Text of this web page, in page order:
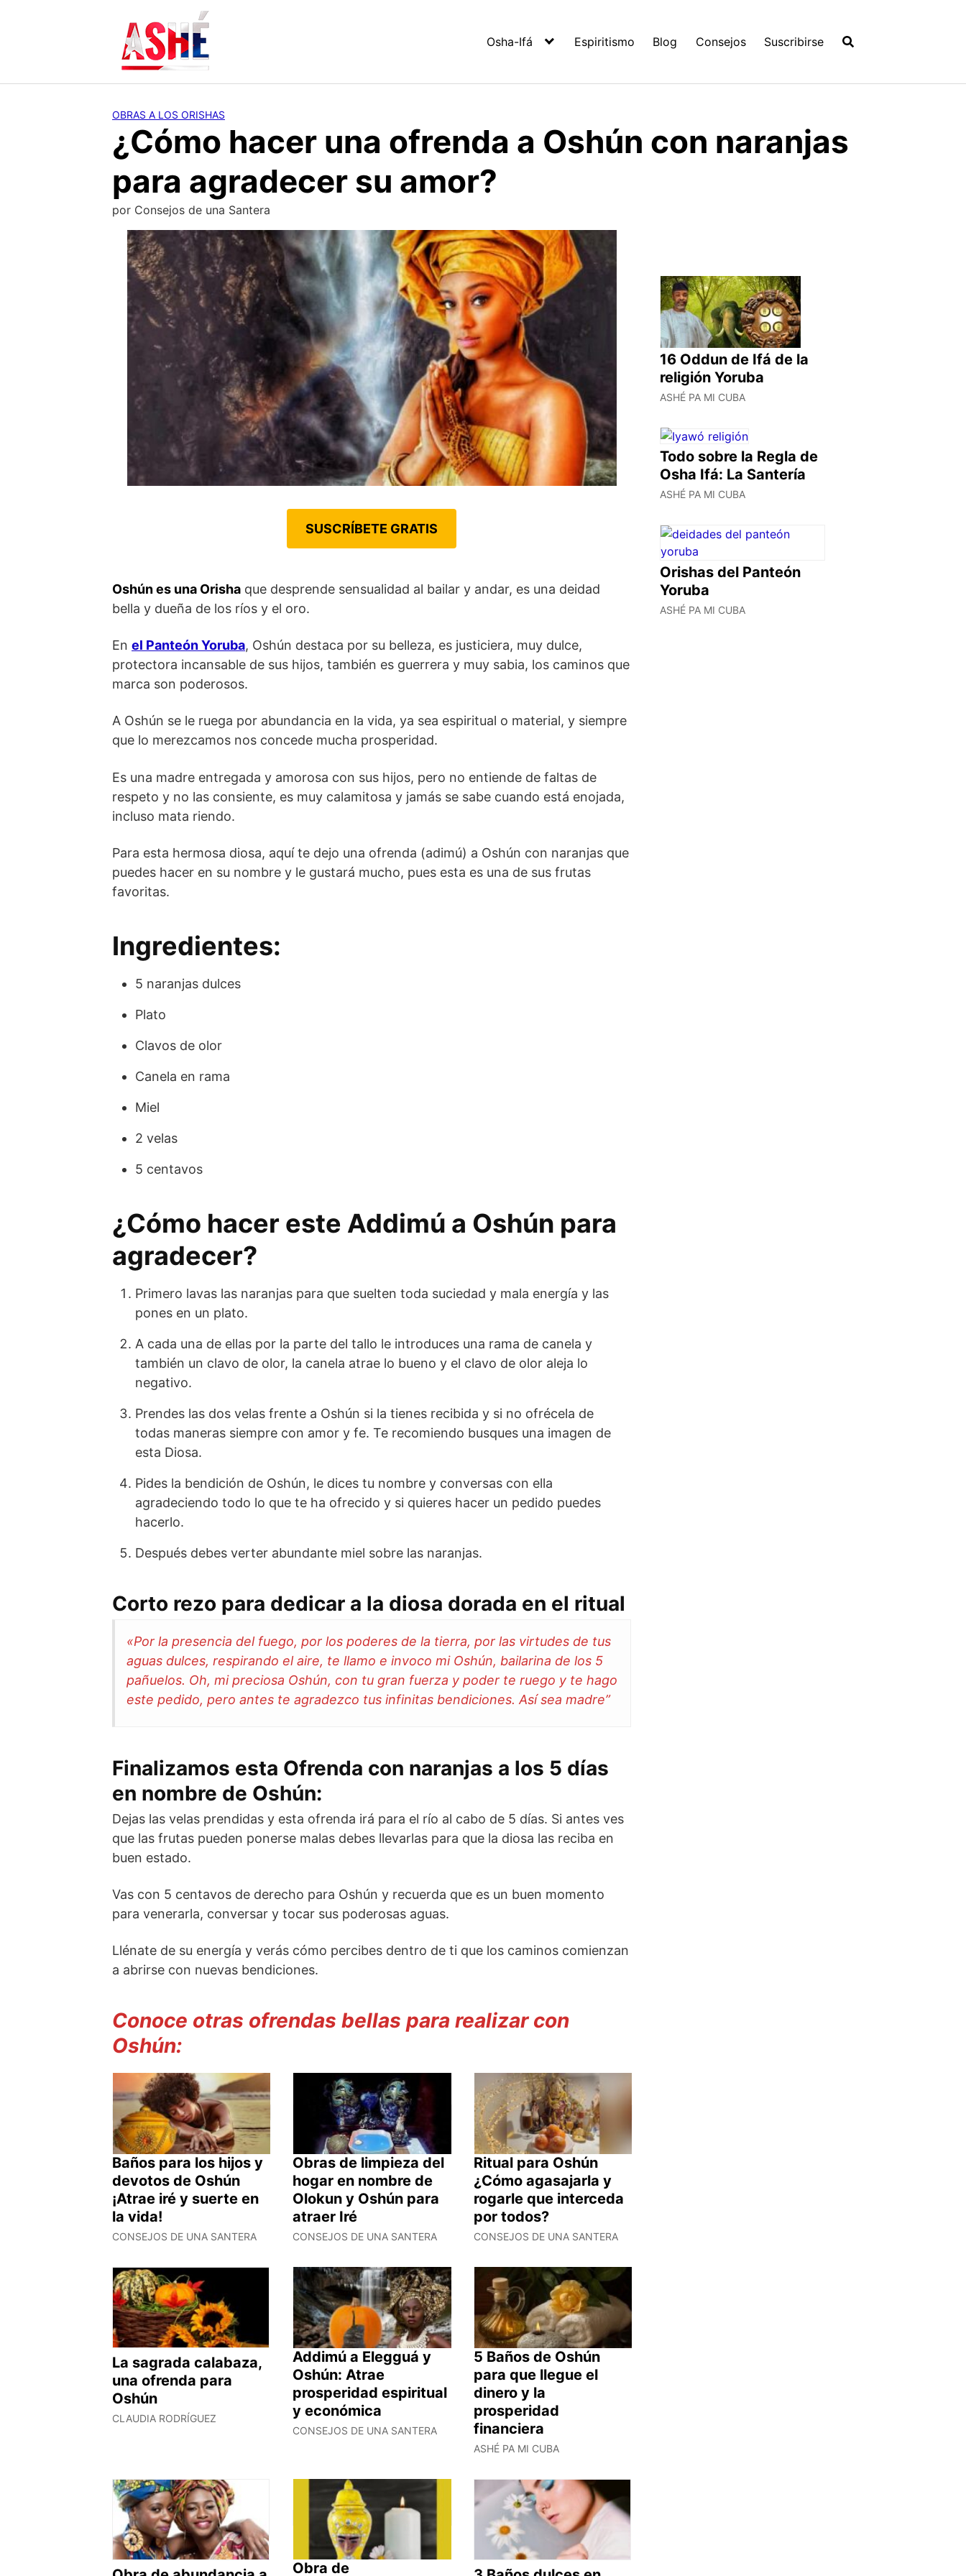
Osha-Ifá Espiritismo Blog Consejos Suscribirse
OBRAS A LOS ORISHAS
¿Cómo hacer una ofrenda a Oshún con naranjas
para agradecer su amor?
por Consejos de una Santera
SUSCRÍBETE GRATIS
Oshún es una Orisha que desprende sensualidad al bailar y andar, es una deidad
bella y dueña de los ríos y el oro.
En el Panteón Yoruba, Oshún destaca por su belleza, es justiciera, muy dulce,
protectora incansable de sus hijos, también es guerrera y muy sabia, los caminos que
marca son poderosos.
A Oshún se le ruega por abundancia en la vida, ya sea espiritual o material, y siempre
que lo merezcamos nos concede mucha prosperidad.
Es una madre entregada y amorosa con sus hijos, pero no entiende de faltas de
respeto y no las consiente, es muy calamitosa y jamás se sabe cuando está enojada,
incluso mata riendo.
Para esta hermosa diosa, aquí te dejo una ofrenda (adimú) a Oshún con naranjas que
puedes hacer en su nombre y le gustará mucho, pues esta es una de sus frutas
favoritas.
Ingredientes:
5 naranjas dulces
Plato
Clavos de olor
Canela en rama
Miel
2 velas
5 centavos
¿Cómo hacer este Addimú a Oshún para
agradecer?
Primero lavas las naranjas para que suelten toda suciedad y mala energía y las
pones en un plato.
A cada una de ellas por la parte del tallo le introduces una rama de canela y
también un clavo de olor, la canela atrae lo bueno y el clavo de olor aleja lo
negativo.
Prendes las dos velas frente a Oshún si la tienes recibida y si no ofrécela de
todas maneras siempre con amor y fe. Te recomiendo busques una imagen de
esta Diosa.
Pides la bendición de Oshún, le dices tu nombre y conversas con ella
agradeciendo todo lo que te ha ofrecido y si quieres hacer un pedido puedes
hacerlo.
Después debes verter abundante miel sobre las naranjas.
Corto rezo para dedicar a la diosa dorada en el ritual
«Por la presencia del fuego, por los poderes de la tierra, por las virtudes de tus
aguas dulces, respirando el aire, te llamo e invoco mi Oshún, bailarina de los 5
pañuelos. Oh, mi preciosa Oshún, con tu gran fuerza y ​​poder te ruego y te hago
este pedido, pero antes te agradezco tus infinitas bendiciones. Así sea madre”
Finalizamos esta Ofrenda con naranjas a los 5 días
en nombre de Oshún:
Dejas las velas prendidas y esta ofrenda irá para el río al cabo de 5 días. Si antes ves
que las frutas pueden ponerse malas debes llevarlas para que la diosa las reciba en
buen estado.
Vas con 5 centavos de derecho para Oshún y recuerda que es un buen momento
para venerarla, conversar y tocar sus poderosas aguas.
Llénate de su energía y verás cómo percibes dentro de ti que los caminos comienzan
a abrirse con nuevas bendiciones.
Conoce otras ofrendas bellas para realizar con
Oshún:
Baños para los hijos y
devotos de Oshún
¡Atrae iré y suerte en
la vida!
CONSEJOS DE UNA SANTERA
Obras de limpieza del
hogar en nombre de
Olokun y Oshún para
atraer Iré
CONSEJOS DE UNA SANTERA
Ritual para Oshún
¿Cómo agasajarla y
rogarle que interceda
por todos?
CONSEJOS DE UNA SANTERA
La sagrada calabaza,
una ofrenda para
Oshún
CLAUDIA RODRÍGUEZ
Addimú a Elegguá y
Oshún: Atrae
prosperidad espiritual
y económica
CONSEJOS DE UNA SANTERA
5 Baños de Oshún
para que llegue el
dinero y la
prosperidad
financiera
ASHÉ PA MI CUBA
Obra de
16 Oddun de Ifá de la
religión Yoruba
ASHÉ PA MI CUBA
Todo sobre la Regla de
Osha Ifá: La Santería
ASHÉ PA MI CUBA
Orishas del Panteón
Yoruba
ASHÉ PA MI CUBA